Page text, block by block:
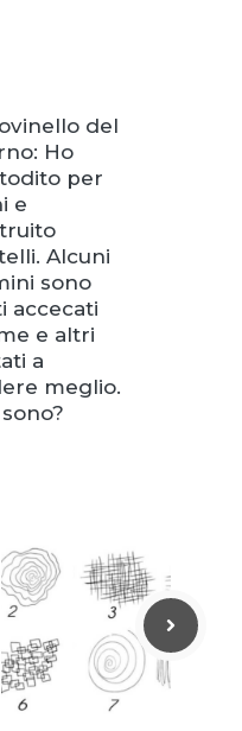
del
Ho
per
e
Alcuni
sono
accecati
e altri
a
meglio.